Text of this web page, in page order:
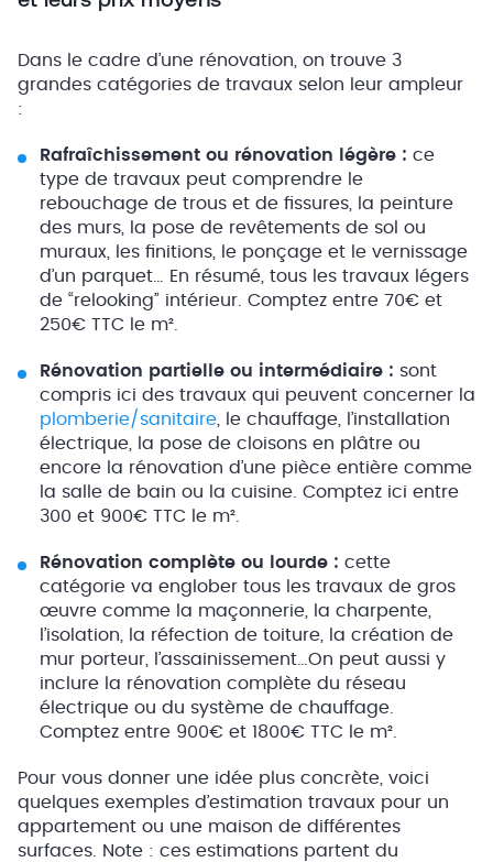
Dans le cadre d’une rénovation, on trouve 3
grandes catégories de travaux selon leur ampleur
:
Rafraîchissement ou rénovation légère : ce
type de travaux peut comprendre le
rebouchage de trous et de fissures, la peinture
des murs, la pose de revêtements de sol ou
muraux, les finitions, le ponçage et le vernissage
d’un parquet… En résumé, tous les travaux légers
de “relooking” intérieur. Comptez entre 70€ et
250€ TTC le m².
Rénovation partielle ou intermédiaire : sont
compris ici des travaux qui peuvent concerner la
plomberie/sanitaire , le chauffage, l’installation
électrique, la pose de cloisons en plâtre ou
encore la rénovation d’une pièce entière comme
la salle de bain ou la cuisine. Comptez ici entre
300 et 900€ TTC le m².
Rénovation complète ou lourde : cette
catégorie va englober tous les travaux de gros
œuvre comme la maçonnerie, la charpente,
l’isolation, la réfection de toiture, la création de
mur porteur, l’assainissement…On peut aussi y
inclure la rénovation complète du réseau
électrique ou du système de chauffage.
Comptez entre 900€ et 1800€ TTC le m².
Pour vous donner une idée plus concrète, voici
quelques exemples d’estimation travaux pour un
appartement ou une maison de différentes
surfaces. Note : ces estimations partent du